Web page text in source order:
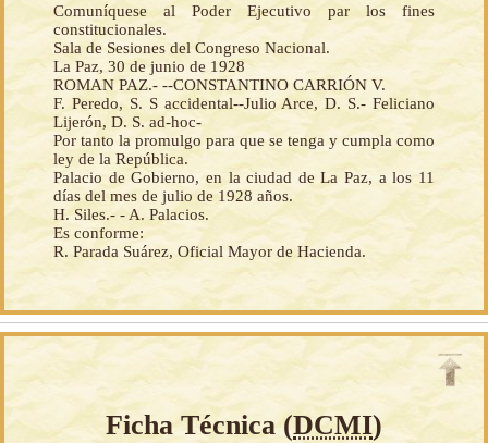
Comuníquese al Poder Ejecutivo par los fines
constitucionales.
Sala de Sesiones del Congreso Nacional.
La Paz, 30 de junio de 1928
ROMAN PAZ.- --CONSTANTINO CARRIÓN V.
F. Peredo, S. S accidental--Julio Arce, D. S.- Feliciano
Lijerón, D. S. ad-hoc-
Por tanto la promulgo para que se tenga y cumpla como
ley de la República.
Palacio de Gobierno, en la ciudad de La Paz, a los 11
días del mes de julio de 1928 años.
H. Siles.- - A. Palacios.
Es conforme:
R. Parada Suárez, Oficial Mayor de Hacienda.
Ficha Técnica (DCMI)